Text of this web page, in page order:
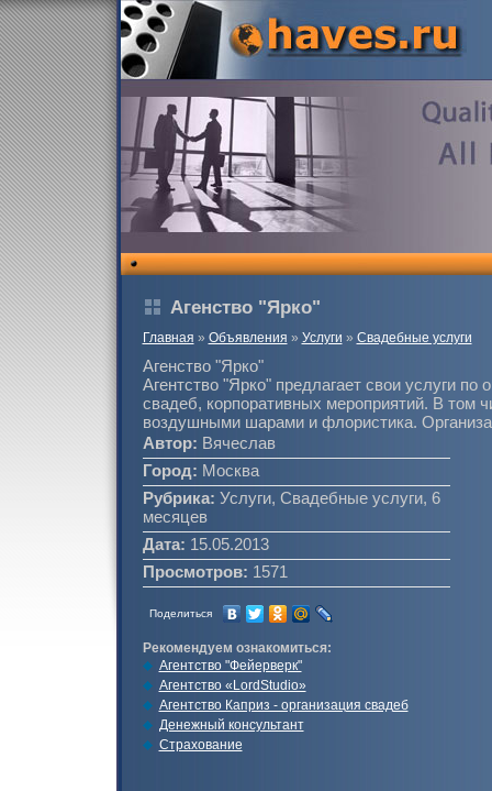
Агенство "Ярко"
Главная » Объявления » Услуги » Свадебные услуги
Агенство "Ярко"
Агентство "Ярко" предлагает свои услуги по
свадеб, корпоративных мероприятий. В том
воздушными шарами и флористика.
Автор: Вячеслав
Город: Москва
Рубрика: Услуги, Свадебные услуги, 6
месяцев
Дата: 15.05.2013
Просмотров: 1571
Поделиться
Рекомендуем ознакомиться:
Агентство "Фейерверк"
Агентство «LordStudio»
Агентство Каприз - организация свадеб
Денежный консультант
Страхование